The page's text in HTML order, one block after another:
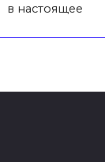
в настоящее